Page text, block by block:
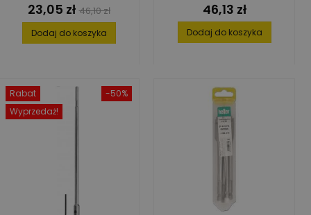
Cena
23,05 zł Cena
podstawowa
46,10 zł
Dodaj do koszyka
Cena
46,13 zł
Dodaj do koszyka
-50%
Rabat
Wyprzedaż!